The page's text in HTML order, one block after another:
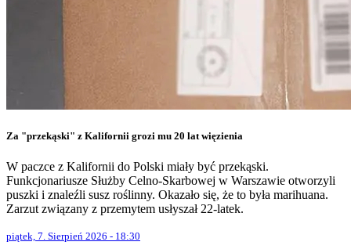
Za "przekąski" z Kalifornii grozi mu 20 lat więzienia
W paczce z Kalifornii do Polski miały być przekąski.
Funkcjonariusze Służby Celno-Skarbowej w Warszawie otworzyli
puszki i znaleźli susz roślinny. Okazało się, że to była marihuana.
Zarzut związany z przemytem usłyszał 22-latek.
piątek, 7. Sierpień 2026 - 18:30